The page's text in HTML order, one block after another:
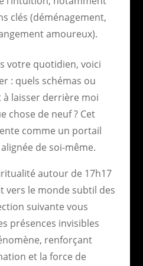
clés (déménagement,
amoureux).
votre quotidien, voici
: quels schémas ou
à laisser derrière moi
chose de neuf ? Cet
comme un portail
de soi-même.
autour de 17h17
vers le monde subtil des
suivante vous
présences invisibles
renforçant
et la force de